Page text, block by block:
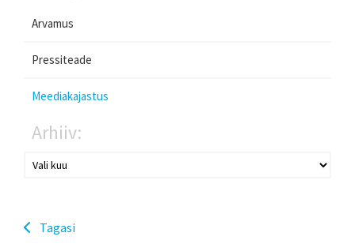
Arvamus
Pressiteade
Meediakajastus
Arhiiv:
Tagasi